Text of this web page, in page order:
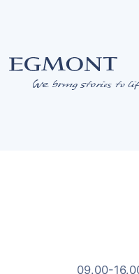
09.00-